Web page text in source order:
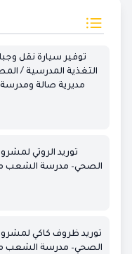
توفير سيارة نقل
التغذية المدرسية /
مديرية صالة
توريد الروتي
الصحي– مدرسة الشعب
توريد ظروف كاكي
الصحي– مدرسة الشعب